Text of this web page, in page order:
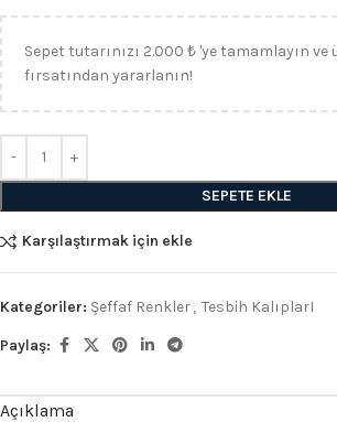
Sepet tutarınızı 2.000 ₺ 'ye tamamlayın
fırsatından yararlanın!
SEPETE EKLE
Karşılaştırmak için ekle
Kategoriler: Şeffaf Renkler, Tesbih KalıplarI
Paylaş:
Açıklama